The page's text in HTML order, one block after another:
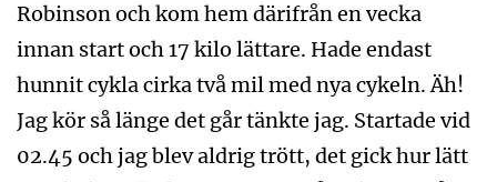
Robinson och kom hem därifrån en vecka
innan start och 17 kilo lättare. Hade endast
hunnit cykla cirka två mil med nya cykeln. Äh!
Jag kör så länge det går tänkte jag. Startade vid
02.45 och jag blev aldrig trött, det gick hur lätt